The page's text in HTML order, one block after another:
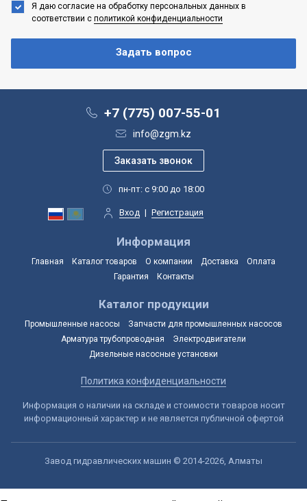
Я даю согласие на обработку персональных данных в
соответствии с политикой конфиденциальности
+7 (775) 007-55-01
info@zgm.kz
пн-пт: с 9:00 до 18:00
Вход | Регистрация
Информация
Главная Каталог товаров О компании Доставка
Оплата
Гарантия
Контакты
Каталог продукции
Промышленные насосы
Запчасти для промышленных насосов
Арматура трубопроводная
Электродвигатели
Дизельные насосные установки
Политика конфиденциальности
Информация о наличии на складе и стоимости товаров носит
информационный характер и не является публичной офертой
Завод гидравлических машин © 2014-2026, Алматы